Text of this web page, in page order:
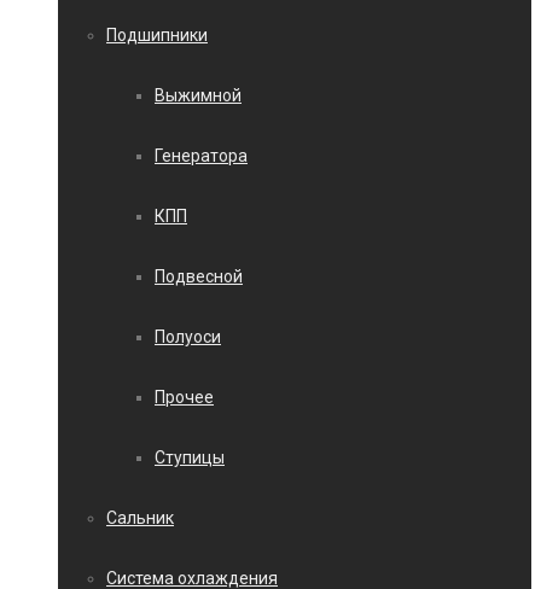
Подшипники
Выжимной
Генератора
КПП
Подвесной
Полуоси
Прочее
Ступицы
Сальник
Система охлаждения